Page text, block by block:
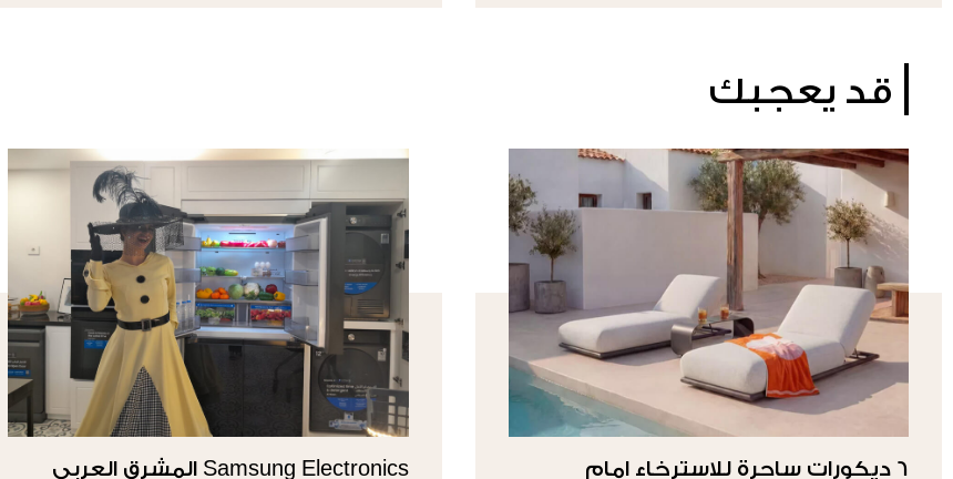
قد يعجبك
6 ديكورات ساحرة للاسترخاء امام Samsung Electronics المشرق العربي